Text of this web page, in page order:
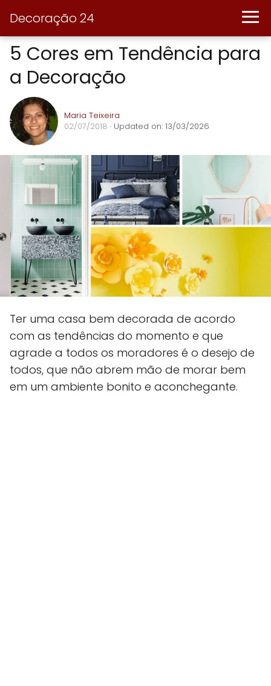
Decoração 24
5 Cores em Tendência para
a Decoração
Maria Teixeira
02/07/2018 · Updated on: 13/03/2026
Ter uma casa bem decorada de acordo
com as tendências do momento e que
agrade a todos os moradores é o desejo de
todos, que não abrem mão de morar bem
em um ambiente bonito e aconchegante.